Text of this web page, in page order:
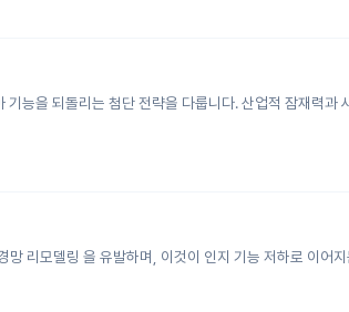
능을 되돌리는 첨단 전략을 다룹니다. 산업적 잠재력과
리모델링 을 유발하며, 이것이 인지 기능 저하로 이어